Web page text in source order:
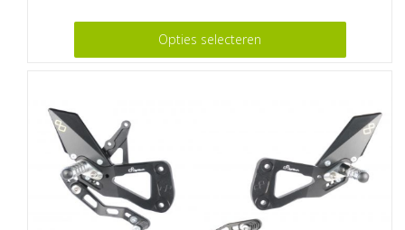
Opties selecteren
meerdere
variaties.